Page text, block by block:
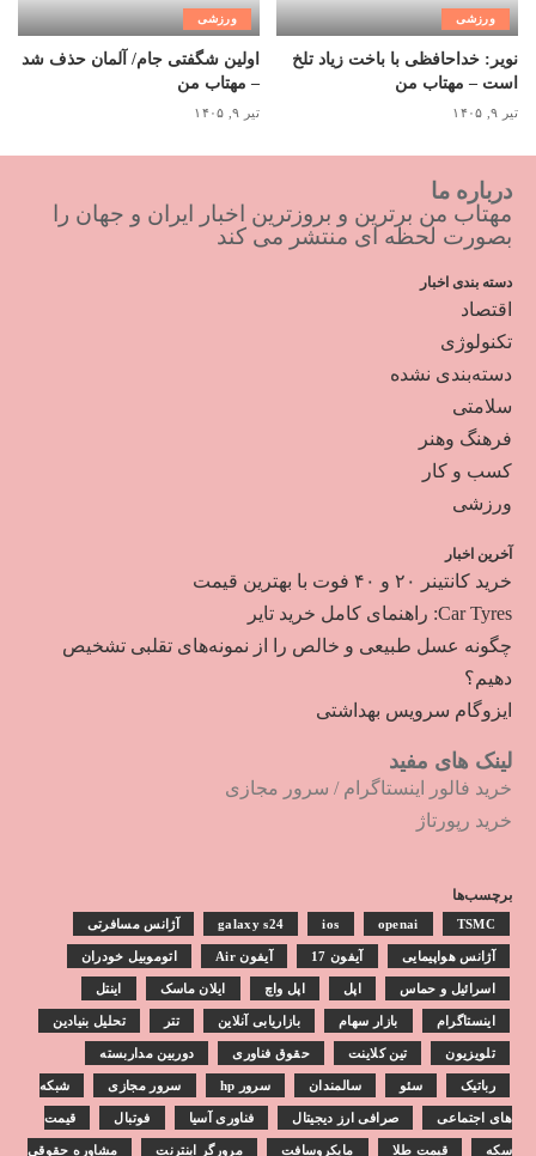
ورزشی
نویر: خداحافظی با باخت زیاد تلخ
است – مهتاب من
تیر ۹, ۱۴۰۵
ورزشی
اولین شگفتی جام/ آلمان حذف شد
– مهتاب من
تیر ۹, ۱۴۰۵
درباره ما
مهتاب من برترین و بروزترین اخبار ایران و جهان را
بصورت لحظه ای منتشر می کند
دسته بندی اخبار
اقتصاد
تکنولوژی
دسته‌بندی نشده
سلامتی
فرهنگ وهنر
کسب و کار
ورزشی
آخرین اخبار
خرید کانتینر ۲۰ و ۴۰ فوت با بهترین قیمت
Car Tyres: راهنمای کامل خرید تایر
چگونه عسل طبیعی و خالص را از نمونه‌های تقلبی تشخیص
دهیم؟
ایزوگام سرویس بهداشتی
لینک های مفید
خرید فالور اینستاگرام / سرور مجازی
خرید رپورتاژ
برچسب‌ها
galaxy s24 ios openai TSMC آژانس مسافرتی
آژانس هواپیمایی آیفون 17 آیفون Air اتوموبیل خودران
اسرائیل و حماس اپل اپل واچ ایلان ماسک اینتل
اینستاگرام بازار سهام بازاریابی آنلاین تتر تحلیل بنیادین
تلویزیون تین کلاینت حقوق فناوری دوربین مداربسته
رباتیک سئو سالمندان سرور hp سرور مجازی شبکه
های اجتماعی صرافی ارز دیجیتال فناوری آسیا فوتبال قیمت
سکه قیمت طلا مایکروسافت مرورگر اینترنت مشاوره حقوقی